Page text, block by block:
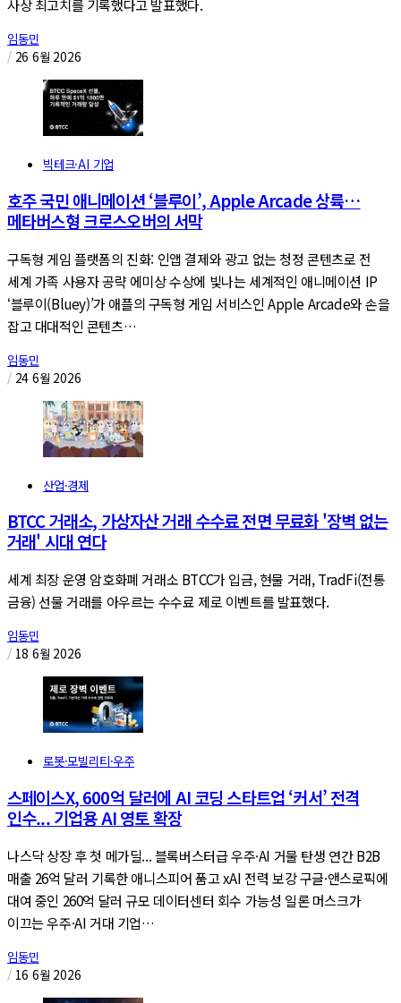
사상 최고치를 기록했다고 발표했다.
임동민
/ 26 6월 2026
빅테크·AI 기업
호주 국민 애니메이션 ‘블루이’, Apple Arcade 상륙…
메타버스형 크로스오버의 서막
구독형 게임 플랫폼의 진화: 인앱 결제와 광고 없는 청정 콘텐츠로 전
세계 가족 사용자 공략 에미상 수상에 빛나는 세계적인 애니메이션 IP
‘블루이(Bluey)’가 애플의 구독형 게임 서비스인 Apple Arcade와 손을
잡고 대대적인 콘텐츠…
임동민
/ 24 6월 2026
산업·경제
BTCC 거래소, 가상자산 거래 수수료 전면 무료화 '장벽 없는
거래' 시대 연다
세계 최장 운영 암호화폐 거래소 BTCC가 입금, 현물 거래, TradFi(전통
금융) 선물 거래를 아우르는 수수료 제로 이벤트를 발표했다.
임동민
/ 18 6월 2026
로봇·모빌리티·우주
스페이스X, 600억 달러에 AI 코딩 스타트업 ‘커서’ 전격
인수... 기업용 AI 영토 확장
나스닥 상장 후 첫 메가딜... 블록버스터급 우주·AI 거물 탄생 연간 B2B
매출 26억 달러 기록한 애니스피어 품고 xAI 전력 보강 구글·앤스로픽에
대여 중인 260억 달러 규모 데이터센터 회수 가능성 일론 머스크가
이끄는 우주·AI 거대 기업…
임동민
/ 16 6월 2026